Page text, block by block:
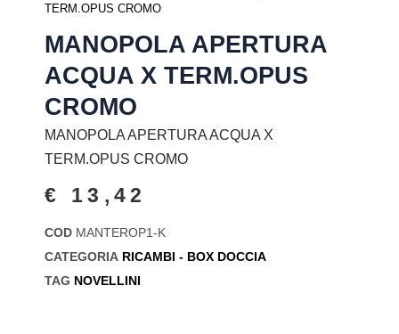
TERM.OPUS CROMO
MANOPOLA APERTURA
ACQUA X TERM.OPUS
CROMO
MANOPOLA APERTURA ACQUA X
TERM.OPUS CROMO
€ 13,42
COD MANTEROP1-K
CATEGORIA RICAMBI - BOX DOCCIA
TAG NOVELLINI